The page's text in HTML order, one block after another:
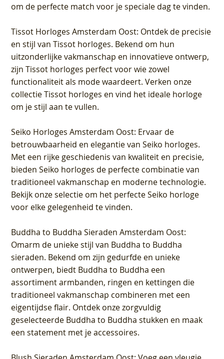
om de perfecte match voor je speciale dag te vinden.
Tissot Horloges Amsterdam Oost: Ontdek de precisie
en stijl van Tissot horloges. Bekend om hun
uitzonderlijke vakmanschap en innovatieve ontwerp,
zijn Tissot horloges perfect voor wie zowel
functionaliteit als mode waardeert. Verken onze
collectie Tissot horloges en vind het ideale horloge
om je stijl aan te vullen.
Seiko Horloges Amsterdam Oost: Ervaar de
betrouwbaarheid en elegantie van Seiko horloges.
Met een rijke geschiedenis van kwaliteit en precisie,
bieden Seiko horloges de perfecte combinatie van
traditioneel vakmanschap en moderne technologie.
Bekijk onze selectie om het perfecte Seiko horloge
voor elke gelegenheid te vinden.
Buddha to Buddha Sieraden Amsterdam Oost:
Omarm de unieke stijl van Buddha to Buddha
sieraden. Bekend om zijn gedurfde en unieke
ontwerpen, biedt Buddha to Buddha een
assortiment armbanden, ringen en kettingen die
traditioneel vakmanschap combineren met een
eigentijdse flair. Ontdek onze zorgvuldig
geselecteerde Buddha to Buddha stukken en maak
een statement met je accessoires.